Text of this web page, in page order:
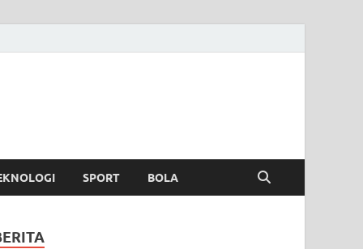
SPORT BOLA